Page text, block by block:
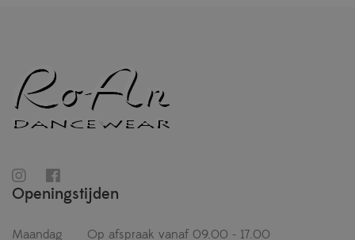
Openingstijden
Maandag
Op afspraak vanaf 09.00 - 17.00